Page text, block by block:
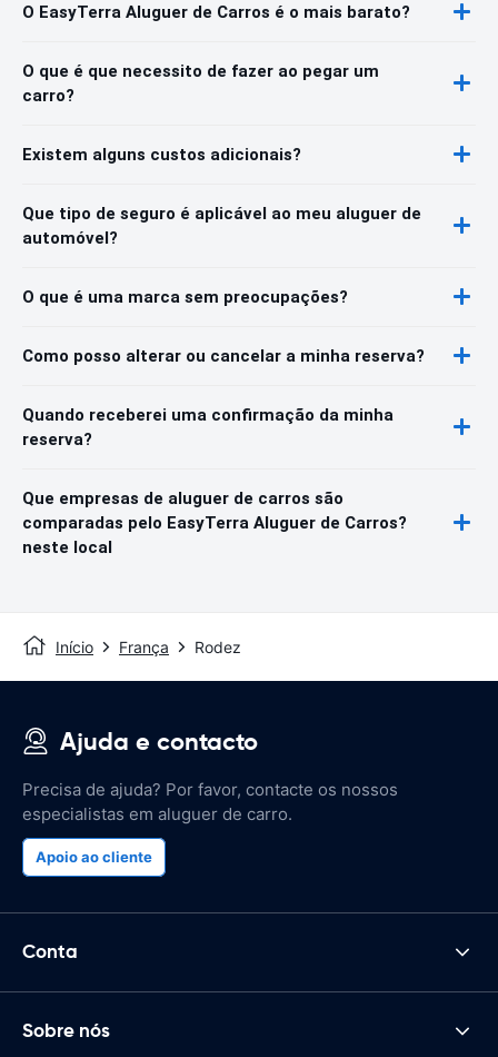
O EasyTerra Aluguer de Carros é o mais barato?
O que é que necessito de fazer ao pegar um
carro?
Existem alguns custos adicionais?
Que tipo de seguro é aplicável ao meu aluguer de
automóvel?
O que é uma marca sem preocupações?
Como posso alterar ou cancelar a minha reserva?
Quando receberei uma confirmação da minha
reserva?
Que empresas de aluguer de carros são
comparadas pelo EasyTerra Aluguer de Carros?
neste local
Início França Rodez
Ajuda e contacto
Precisa de ajuda? Por favor, contacte os nossos
especialistas em aluguer de carro.
Apoio ao cliente
Conta
Sobre nós